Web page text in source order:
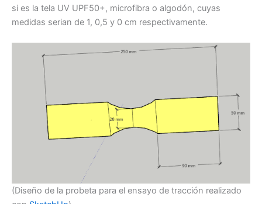
si es la tela UV UPF50+, microfibra o algodón, cuyas
medidas serian de 1, 0,5 y 0 cm respectivamente.
(Diseño de la probeta para el ensayo de tracción realizado